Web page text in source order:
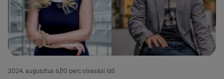
2024. augusztus 6.10 perc olvasási idő